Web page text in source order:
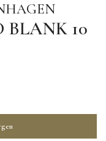
BLANK 10